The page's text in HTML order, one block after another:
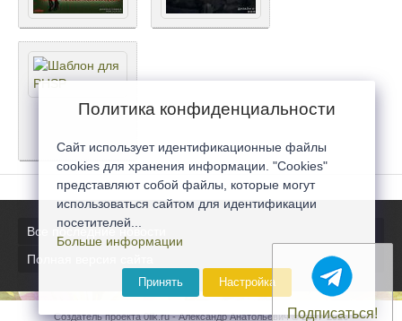
Все последние новости
Полная версия сайта
Создатель проекта 0lik.ru - Александр Анатольевич © 2007-2026
Подписаться!
Политика конфиденциальности
Сайт использует идентификационные файлы
cookies для хранения информации. "Cookies"
представляют собой файлы, которые могут
использоваться сайтом для идентификации
посетителей...
Больше информации
Принять Настройка